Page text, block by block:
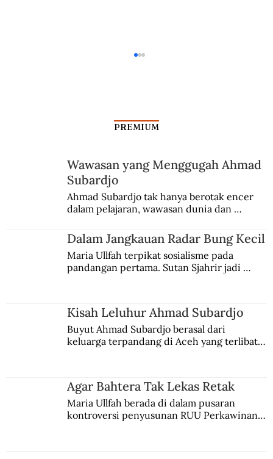
Bentrokan Pelaku G30S di Penjara
PREMIUM
Wawasan yang Menggugah Ahmad
Subardjo
Ahmad Subardjo tak hanya berotak encer
dalam pelajaran, wawasan dunia dan
Jules Verne, Multatuli, hingga Sun Yat-sen.
Dalam Jangkauan Radar Bung Kecil
Maria Ullfah terpikat sosialisme pada
pandangan pertama. Sutan Sjahrir jadi
Kisah Leluhur Ahmad Subardjo
Buyut Ahmad Subardjo berasal dari
keluarga terpandang di Aceh yang terlibat
Agar Bahtera Tak Lekas Retak
Maria Ullfah berada di dalam pusaran
kontroversi penyusunan RUU Perkawinan.